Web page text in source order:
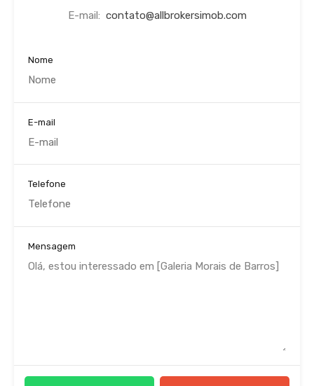
E-mail: contato@allbrokersimob.com
Nome
E-mail
Telefone
Mensagem